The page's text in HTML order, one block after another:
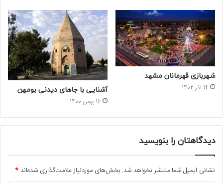
شهربازی قهرمانان مشهد
14 آذر 1402 آشنایی با جاهای دیدنی بومهن
16 بهمن 1400
دیدگاهتان را بنویسید
نشانی ایمیل شما منتشر نخواهد شد. بخش‌های موردنیاز علامت‌گذاری شده‌اند*